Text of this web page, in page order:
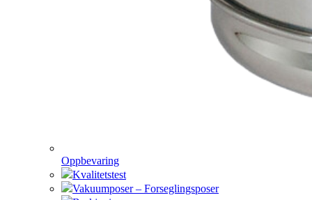
Oppbevaring
Kvalitetstest
Vakuumposer – Forseglingsposer